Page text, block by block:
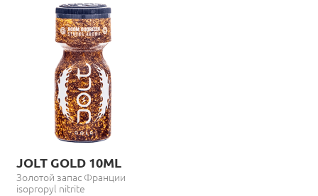
JOLT GOLD 10ML
Золотой запас Франции
isopropyl nitrite